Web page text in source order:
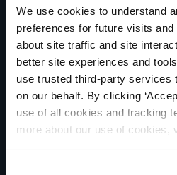
We use cookies to understand
preferences for future visits
about site traffic and site
better site experiences and
use trusted third-party services
on our behalf. By clicking
use of all cookies and tracking
more about our use of cookies,
Opt in to key industry
reports, ebooks, white
news, and events. You
communication
By submitting this form,
processing of my
accordance with the
Notice .